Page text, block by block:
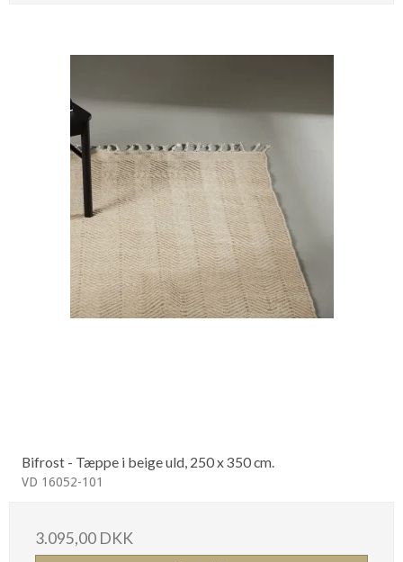
Bifrost - Tæppe i beige uld, 250 x 350 cm.
VD 16052-101
3.095,00 DKK